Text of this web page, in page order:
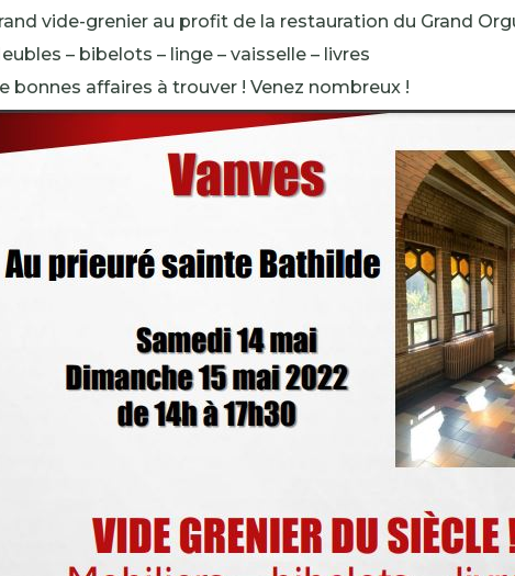
vide-grenier au profit de la restauration du Grand
– bibelots – linge – vaisselle – livres
bonnes affaires à trouver ! Venez nombreux !